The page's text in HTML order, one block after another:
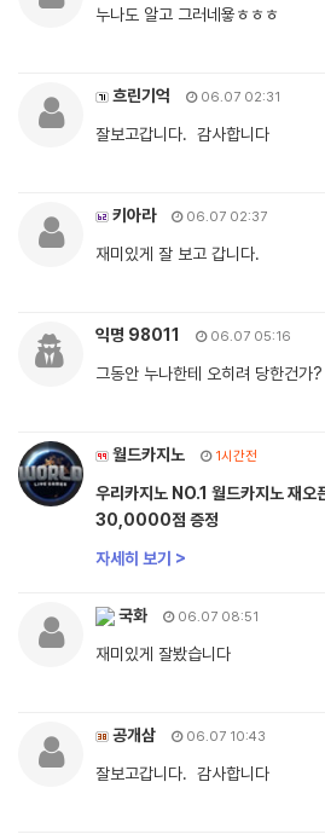
누나도 알고 그러네욯ㅎㅎㅎ
흐린기억 06.07 02:31
잘보고갑니다. 감사합니다
키아라 06.07 02:37
재미있게 잘 보고 갑니다.
익명 98011 06.07 05:16
그동안 누나한테 오히려 당한건가?
월드카지노 1시간전
우리카지노 NO.1 월드카지노 재오
30,0000점 증정
자세히 보기 >
국화 06.07 08:51
재미있게 잘봤습니다
공개삼 06.07 10:43
잘보고갑니다. 감사합니다